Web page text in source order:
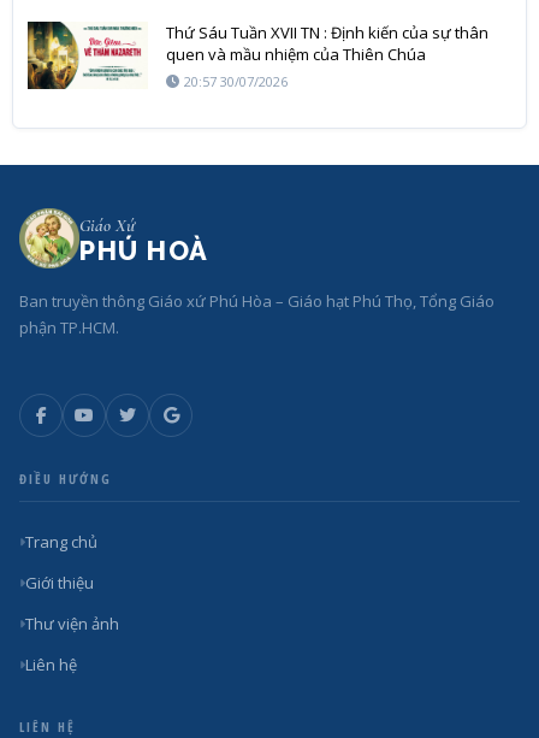
Thứ Sáu Tuần XVII TN : Định kiến của sự thân
quen và mầu nhiệm của Thiên Chúa
20:57 30/07/2026
Giáo Xứ
PHÚ HOÀ
Ban truyền thông Giáo xứ Phú Hòa – Giáo hạt Phú Thọ, Tổng Giáo
phận TP.HCM.
ĐIỀU HƯỚNG
Trang chủ
Giới thiệu
Thư viện ảnh
Liên hệ
LIÊN HỆ